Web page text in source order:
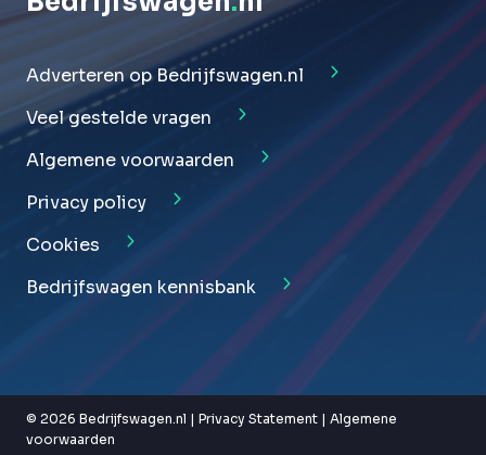
Adverteren op Bedrijfswagen.nl
Veel gestelde vragen
Algemene voorwaarden
Privacy policy
Cookies
Bedrijfswagen kennisbank
© 2026 Bedrijfswagen.nl | Privacy Statement | Algemene
voorwaarden